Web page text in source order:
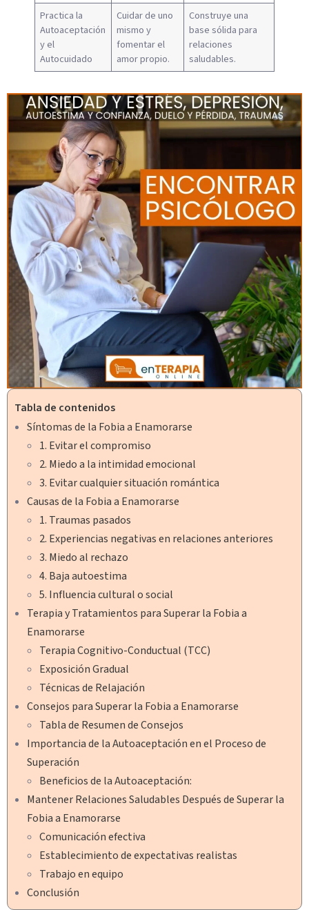
Practica la
Autoaceptación
y el
Autocuidado
Cuidar de uno
mismo y
fomentar el
amor propio.
Construye una
base sólida para
relaciones
saludables.
Tabla de contenidos
Síntomas de la Fobia a Enamorarse
1. Evitar el compromiso
2. Miedo a la intimidad emocional
3. Evitar cualquier situación romántica
Causas de la Fobia a Enamorarse
1. Traumas pasados
2. Experiencias negativas en relaciones anteriores
3. Miedo al rechazo
4. Baja autoestima
5. Influencia cultural o social
Terapia y Tratamientos para Superar la Fobia a
Enamorarse
Terapia Cognitivo-Conductual (TCC)
Exposición Gradual
Técnicas de Relajación
Consejos para Superar la Fobia a Enamorarse
Tabla de Resumen de Consejos
Importancia de la Autoaceptación en el Proceso de
Superación
Beneficios de la Autoaceptación:
Mantener Relaciones Saludables Después de Superar la
Fobia a Enamorarse
Comunicación efectiva
Establecimiento de expectativas realistas
Trabajo en equipo
Conclusión